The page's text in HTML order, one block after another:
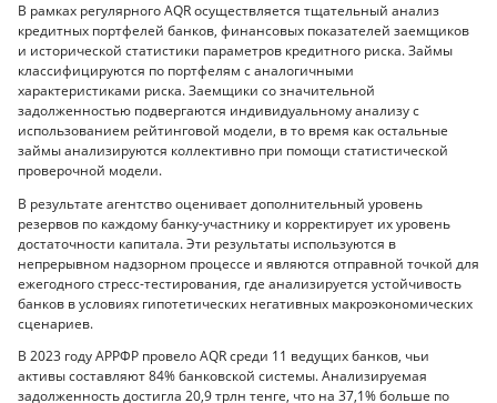
В рамках регулярного AQR осуществляется тщательный анализ
кредитных портфелей банков, финансовых показателей заемщиков
и исторической статистики параметров кредитного риска. Займы
классифицируются по портфелям с аналогичными
характеристиками риска. Заемщики со значительной
задолженностью подвергаются индивидуальному анализу с
использованием рейтинговой модели, в то время как остальные
займы анализируются коллективно при помощи статистической
проверочной модели.
В результате агентство оценивает дополнительный уровень
резервов по каждому банку-участнику и корректирует их уровень
достаточности капитала. Эти результаты используются в
непрерывном надзорном процессе и являются отправной точкой для
ежегодного стресс-тестирования, где анализируется устойчивость
банков в условиях гипотетических негативных макроэкономических
сценариев.
В 2023 году АРРФР провело AQR среди 11 ведущих банков, чьи
активы составляют 84% банковской системы. Анализируемая
задолженность достигла 20,9 трлн тенге, что на 37,1% больше по